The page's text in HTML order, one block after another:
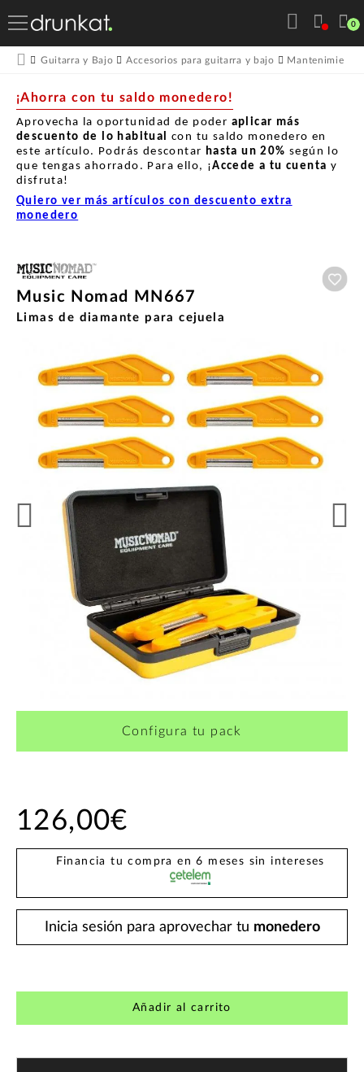
0
Guitarra y Bajo Accesorios para guitarra y bajo Mantenimiento
¡Ahorra con tu saldo monedero!
Aprovecha la oportunidad de poder aplicar más
descuento de lo habitual con tu saldo monedero en
este artículo. Podrás descontar hasta un 20% según lo
que tengas ahorrado. Para ello, ¡Accede a tu cuenta y
disfruta!
Quiero ver más artículos con descuento extra
monedero
Music Nomad MN667
Limas de diamante para cejuela
¿Quieres crearte tu propio pack?
Configura tu pack
126,00€
Financia tu compra en 6 meses sin intereses
Inicia sesión para aprovechar tu monedero
Añadir al carrito